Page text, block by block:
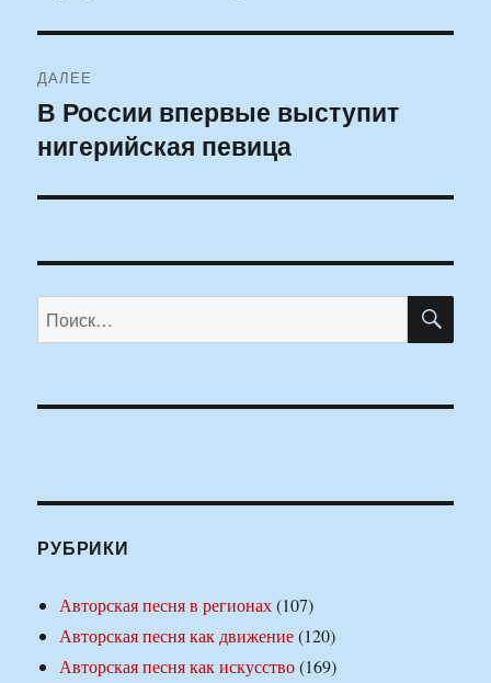
ДАЛЕЕ
Следующая
запись:
В России впервые выступит
нигерийская певица
Искать:
РУБРИКИ
Авторская песня в регионах(107)
Авторская песня как движение(120)
Авторская песня как искусство(169)